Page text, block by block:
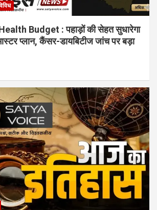
Budget : पहाड़ों की सेहत सुधारेगा
प्लान, कैंसर-डायबिटीज जांच पर बड़ा